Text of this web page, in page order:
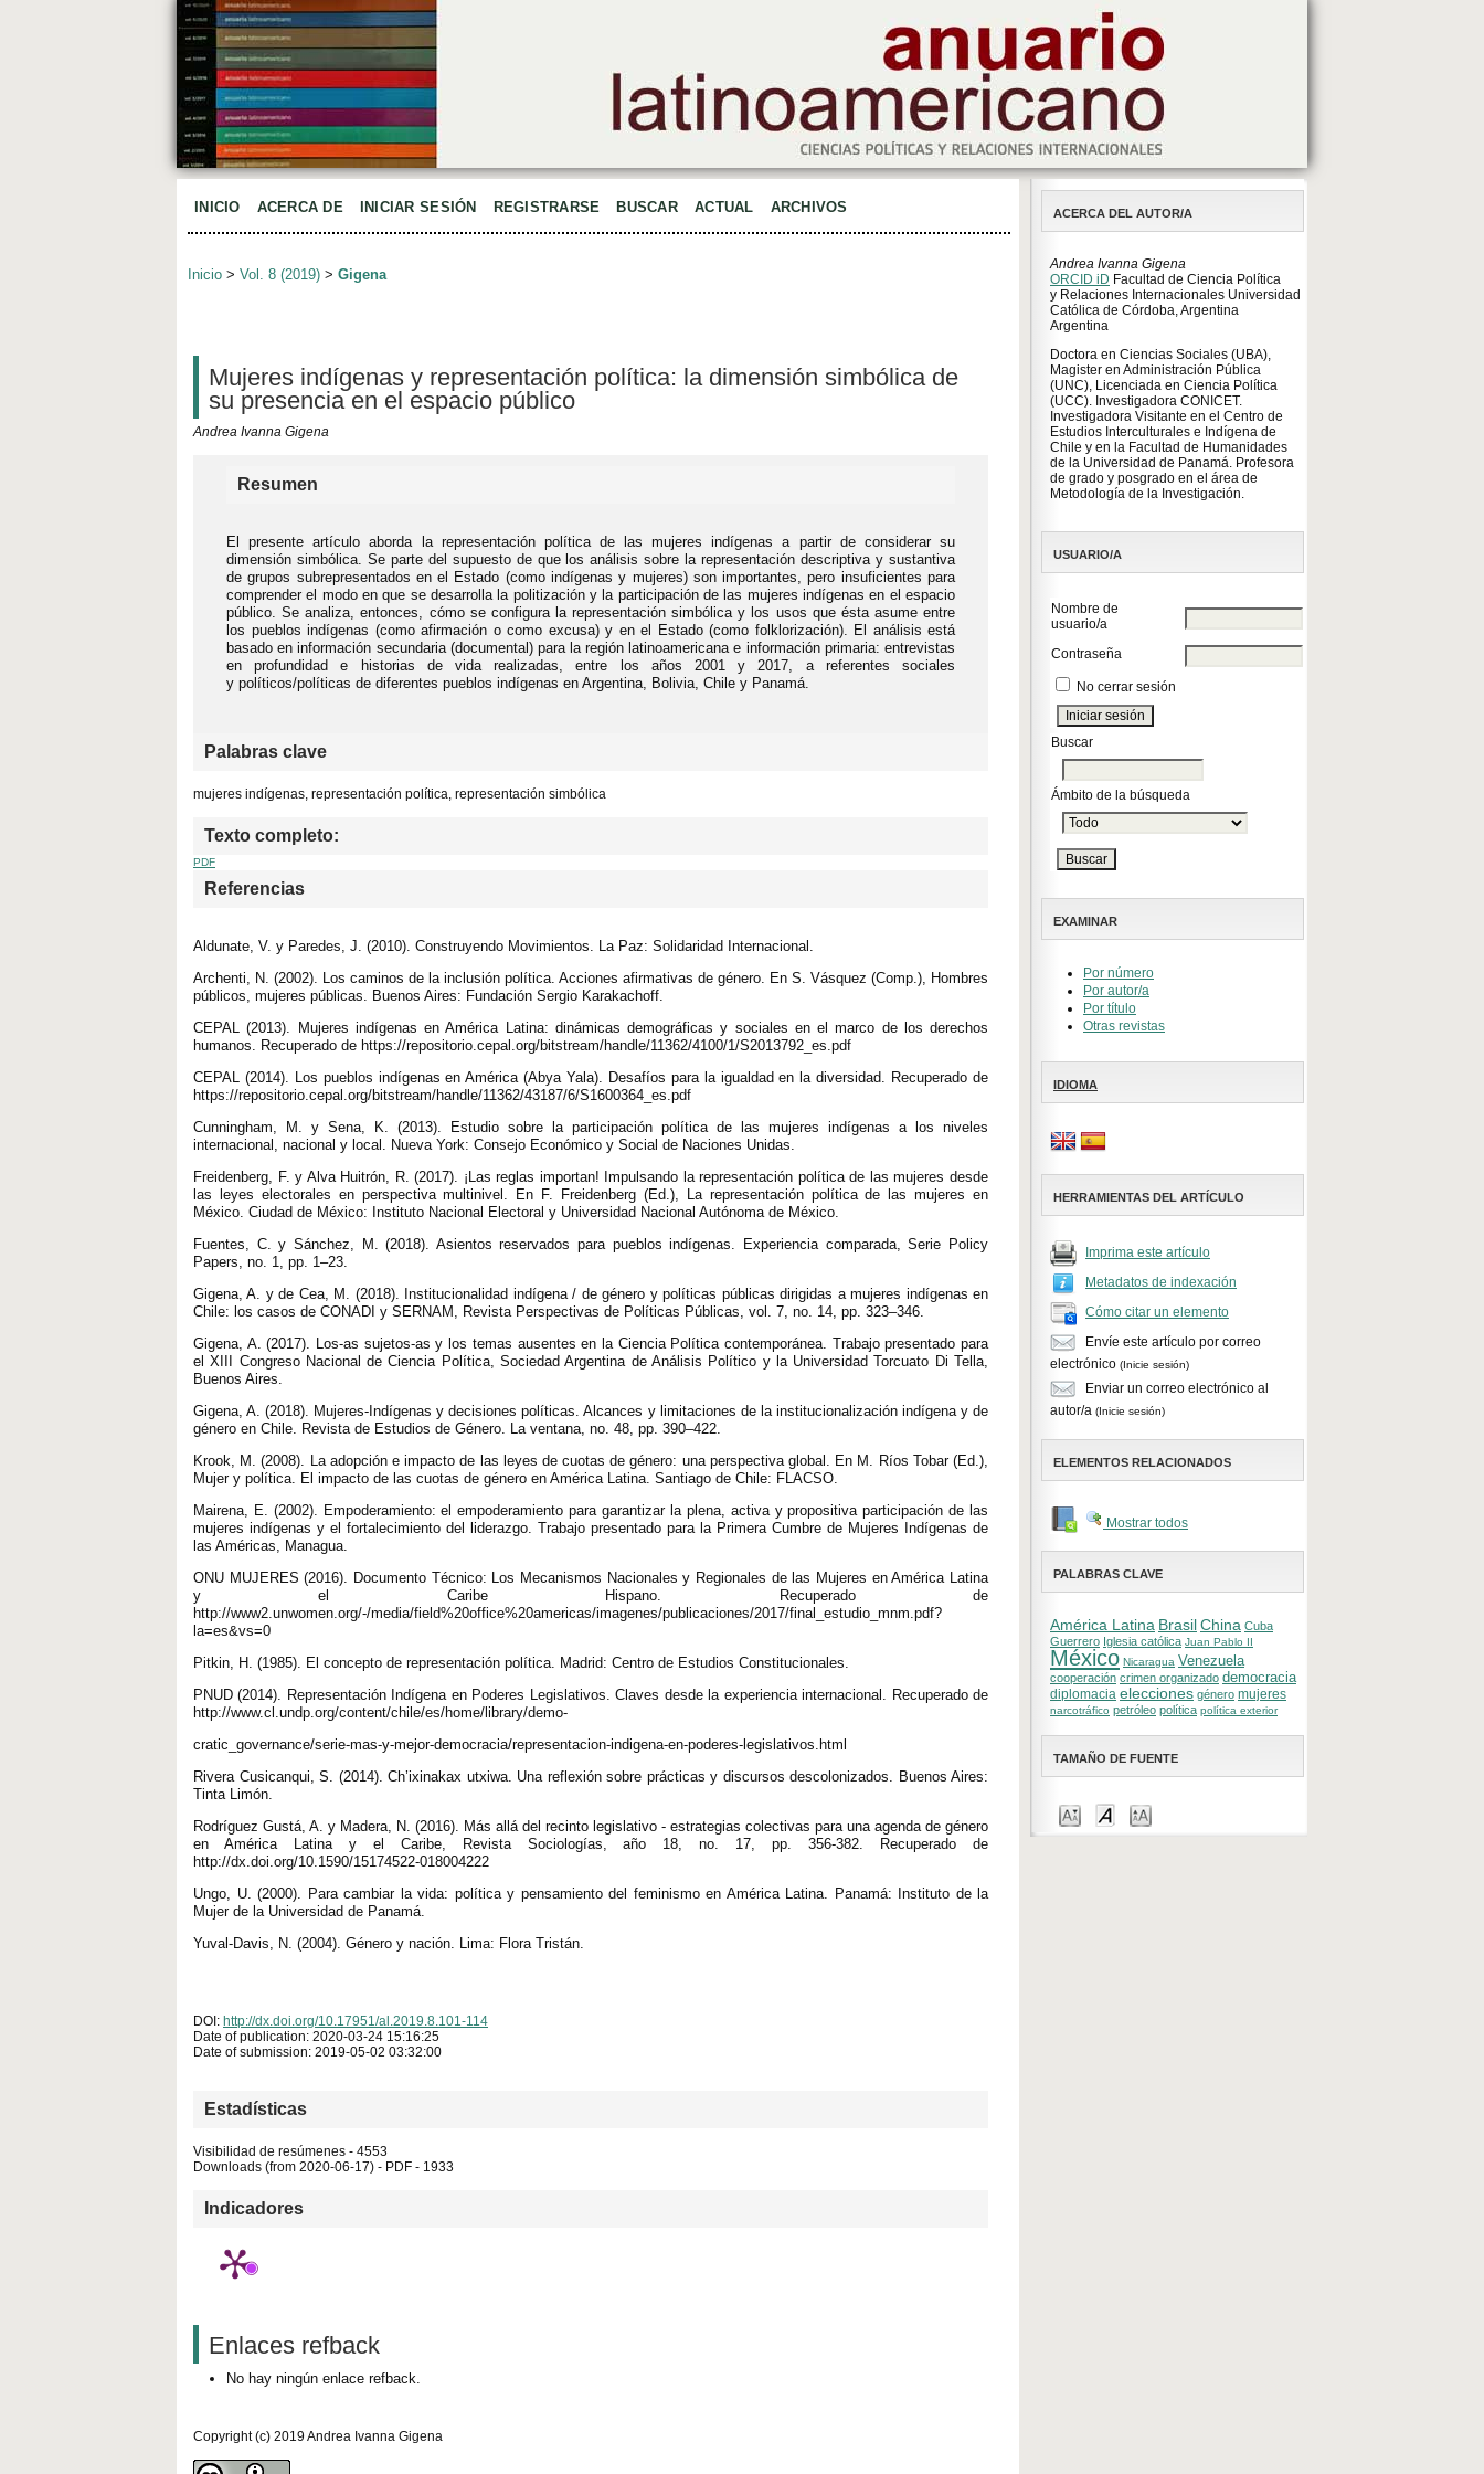
ACERCA DEL AUTOR/A
Andrea Ivanna Gigena
ORCID iD Facultad de Ciencia Política
y Relaciones Internacionales Universidad
Católica de Córdoba, Argentina
Argentina
Doctora en Ciencias Sociales (UBA),
Magister en Administración Pública
(UNC), Licenciada en Ciencia Política
(UCC). Investigadora CONICET.
Investigadora Visitante en el Centro de
Estudios Interculturales e Indígena de
Chile y en la Facultad de Humanidades
de la Universidad de Panamá. Profesora
de grado y posgrado en el área de
Metodología de la Investigación.
USUARIO/A
Nombre de
usuario/a
Contraseña
No cerrar sesión
Buscar
Ámbito de la búsqueda
EXAMINAR
Por número
Por autor/a
Por título
Otras revistas
IDIOMA
HERRAMIENTAS DEL ARTÍCULO
Imprima este artículo
Metadatos de indexación
Cómo citar un elemento
Envíe este artículo por correo
electrónico (Inicie sesión)
Enviar un correo electrónico al
autor/a (Inicie sesión)
ELEMENTOS RELACIONADOS
Mostrar todos
PALABRAS CLAVE
América Latina BrasilChina Cuba
Guerrero Iglesia católica Juan Pablo II
México Nicaragua Venezuela
cooperación crimen organizado democracia
diplomacia elecciones género mujeres
narcotráfico petróleo política política exterior
TAMAÑO DE FUENTE
INICIO ACERCA DE INICIAR SESIÓN REGISTRARSE BUSCAR ACTUAL ARCHIVOS
Inicio > Vol. 8 (2019) > Gigena
Mujeres indígenas y representación política: la dimensión simbólica de
su presencia en el espacio público
Andrea Ivanna Gigena
Resumen
El presente artículo aborda la representación política de las mujeres indígenas a partir de considerar su
dimensión simbólica. Se parte del supuesto de que los análisis sobre la representación descriptiva y sustantiva
de grupos subrepresentados en el Estado (como indígenas y mujeres) son importantes, pero insuficientes para
comprender el modo en que se desarrolla la politización y la participación de las mujeres indígenas en el espacio
público. Se analiza, entonces, cómo se configura la representación simbólica y los usos que ésta asume entre
los pueblos indígenas (como afirmación o como excusa) y en el Estado (como folklorización). El análisis está
basado en información secundaria (documental) para la región latinoamericana e información primaria: entrevistas
en profundidad e historias de vida realizadas, entre los años 2001 y 2017, a referentes sociales
y políticos/políticas de diferentes pueblos indígenas en Argentina, Bolivia, Chile y Panamá.
Palabras clave
mujeres indígenas, representación política, representación simbólica
Texto completo:
PDF
Referencias
Aldunate, V. y Paredes, J. (2010). Construyendo Movimientos. La Paz: Solidaridad Internacional.
Archenti, N. (2002). Los caminos de la inclusión política. Acciones afirmativas de género. En S. Vásquez (Comp.), Hombres
públicos, mujeres públicas. Buenos Aires: Fundación Sergio Karakachoff.
CEPAL (2013). Mujeres indígenas en América Latina: dinámicas demográficas y sociales en el marco de los derechos
humanos. Recuperado de https://repositorio.cepal.org/bitstream/handle/11362/4100/1/S2013792_es.pdf
CEPAL (2014). Los pueblos indígenas en América (Abya Yala). Desafíos para la igualdad en la diversidad. Recuperado de
https://repositorio.cepal.org/bitstream/handle/11362/43187/6/S1600364_es.pdf
Cunningham, M. y Sena, K. (2013). Estudio sobre la participación política de las mujeres indígenas a los niveles
internacional, nacional y local. Nueva York: Consejo Económico y Social de Naciones Unidas.
Freidenberg, F. y Alva Huitrón, R. (2017). ¡Las reglas importan! Impulsando la representación política de las mujeres desde
las leyes electorales en perspectiva multinivel. En F. Freidenberg (Ed.), La representación política de las mujeres en
México. Ciudad de México: Instituto Nacional Electoral y Universidad Nacional Autónoma de México.
Fuentes, C. y Sánchez, M. (2018). Asientos reservados para pueblos indígenas. Experiencia comparada, Serie Policy
Papers, no. 1, pp. 1–23.
Gigena, A. y de Cea, M. (2018). Institucionalidad indígena / de género y políticas públicas dirigidas a mujeres indígenas en
Chile: los casos de CONADI y SERNAM, Revista Perspectivas de Políticas Públicas, vol. 7, no. 14, pp. 323–346.
Gigena, A. (2017). Los-as sujetos-as y los temas ausentes en la Ciencia Política contemporánea. Trabajo presentado para
el XIII Congreso Nacional de Ciencia Política, Sociedad Argentina de Análisis Político y la Universidad Torcuato Di Tella,
Buenos Aires.
Gigena, A. (2018). Mujeres-Indígenas y decisiones políticas. Alcances y limitaciones de la institucionalización indígena y de
género en Chile. Revista de Estudios de Género. La ventana, no. 48, pp. 390–422.
Krook, M. (2008). La adopción e impacto de las leyes de cuotas de género: una perspectiva global. En M. Ríos Tobar (Ed.),
Mujer y política. El impacto de las cuotas de género en América Latina. Santiago de Chile: FLACSO.
Mairena, E. (2002). Empoderamiento: el empoderamiento para garantizar la plena, activa y propositiva participación de las
mujeres indígenas y el fortalecimiento del liderazgo. Trabajo presentado para la Primera Cumbre de Mujeres Indígenas de
las Américas, Managua.
ONU MUJERES (2016). Documento Técnico: Los Mecanismos Nacionales y Regionales de las Mujeres en América Latina
y el Caribe Hispano. Recuperado de
http://www2.unwomen.org/-/media/field%20office%20americas/imagenes/publicaciones/2017/final_estudio_mnm.pdf?
la=es&vs=0
Pitkin, H. (1985). El concepto de representación política. Madrid: Centro de Estudios Constitucionales.
PNUD (2014). Representación Indígena en Poderes Legislativos. Claves desde la experiencia internacional. Recuperado de
http://www.cl.undp.org/content/chile/es/home/library/demo-
cratic_governance/serie-mas-y-mejor-democracia/representacion-indigena-en-poderes-legislativos.html
Rivera Cusicanqui, S. (2014). Ch’ixinakax utxiwa. Una reflexión sobre prácticas y discursos descolonizados. Buenos Aires:
Tinta Limón.
Rodríguez Gustá, A. y Madera, N. (2016). Más allá del recinto legislativo - estrategias colectivas para una agenda de género
en América Latina y el Caribe, Revista Sociologías, año 18, no. 17, pp. 356-382. Recuperado de
http://dx.doi.org/10.1590/15174522-018004222
Ungo, U. (2000). Para cambiar la vida: política y pensamiento del feminismo en América Latina. Panamá: Instituto de la
Mujer de la Universidad de Panamá.
Yuval-Davis, N. (2004). Género y nación. Lima: Flora Tristán.
DOI: http://dx.doi.org/10.17951/al.2019.8.101-114
Date of publication: 2020-03-24 15:16:25
Date of submission: 2019-05-02 03:32:00
Estadísticas
Visibilidad de resúmenes - 4553
Downloads (from 2020-06-17) - PDF - 1933
Indicadores
Enlaces refback
No hay ningún enlace refback.
Copyright (c) 2019 Andrea Ivanna Gigena